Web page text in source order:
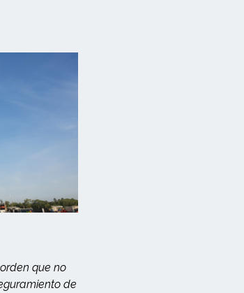
que no
de